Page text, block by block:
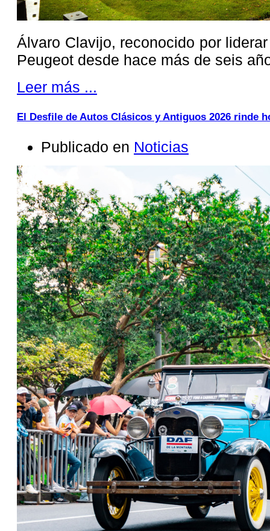
Álvaro Clavijo, reconocido por
Peugeot desde hace más de seis
Leer más ...
El Desfile de Autos Clásicos y Antiguos 2026 rinde
Publicado en Noticias